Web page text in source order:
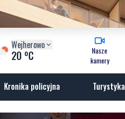
Wejherowo
20 oC
Nasze
kamery
Kronika policyjna Turystyka